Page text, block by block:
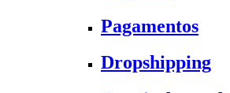
Pagamentos
Dropshipping